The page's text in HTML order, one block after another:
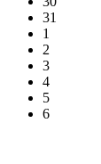
31
1
2
3
4
5
6